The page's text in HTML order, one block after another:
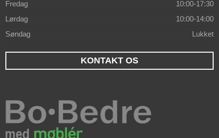
Fredag
10:00-17:30
Lørdag
10:00-14:00
Søndag
Lukket
KONTAKT OS